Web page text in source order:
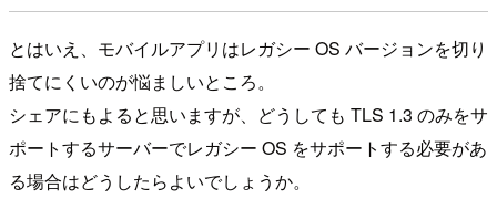
とはいえ、モバイルアプリはレガシー OS バージョンを切り
捨てにくいのが悩ましいところ。
シェアにもよると思いますが、どうしても TLS 1.3 のみをサ
ポートするサーバーでレガシー OS をサポートする必要があ
る場合はどうしたらよいでしょうか。